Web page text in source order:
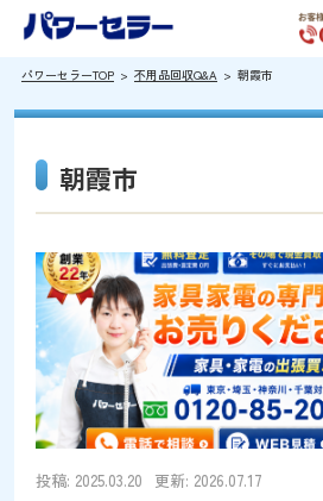
パワーセラーTOP 不用品回収Q&A 朝霞市
朝霞市
投稿: 2025.03.20 更新: 2026.07.17